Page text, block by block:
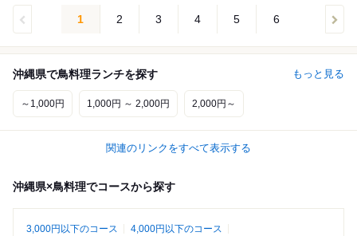
1 2 3 4 5 6
沖縄県で鳥料理ランチを探す もっと見る
～1,000円 1,000円 ～ 2,000円 2,000円～
関連のリンクをすべて表示する
沖縄県×鳥料理でコースから探す
3,000円以下のコース
4,000円以下のコース